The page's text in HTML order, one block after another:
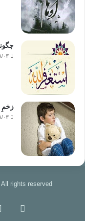
دشمن شما هلاک شده و
فرو میریزد، امروز امت
( کَلَّا إِنَّ مَعِیَ رَبِّی
الله علیه وسلم و
“الَّذِینَ اسْتَجَابُوا لِلَّهِ
جَمَعُوا لَکُمْ فَاخْشَوْهُمْ
(۱۷۳) فَانْقَلَبُوا
تَخَافُوهُمْ وَخَافُونِ إِنْ کُنْتُمْ مُؤْمِنِینَ (۱۷۵)”
برداشتند، فرمان خدا و
شتافتند و بدین وسیله
۰۴/
زخمِ
۰۴/
rights reserved